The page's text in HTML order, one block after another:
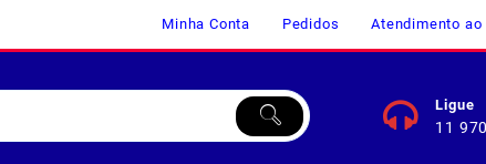
Minha Conta Pedidos Atendimento ao
Ligue
11